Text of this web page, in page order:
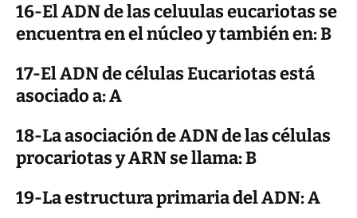
16-El ADN de las celuulas eucariotas se
encuentra en el núcleo y también en: B
17-El ADN de células Eucariotas está
asociado a: A
18-La asociación de ADN de las células
procariotas y ARN se llama: B
19-La estructura primaria del ADN: A